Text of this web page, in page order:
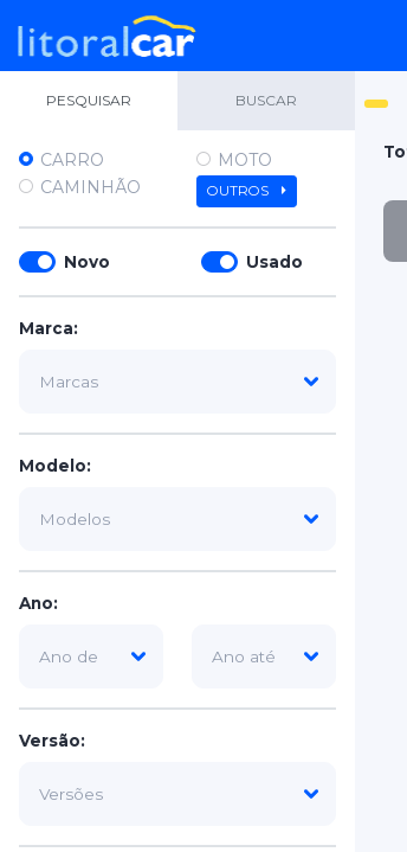
PESQUISAR BUSCAR
CARRO
MOTO
CAMINHÃO
OUTROS
Novo Usado
Marca:
Modelo:
Ano:
Versão: